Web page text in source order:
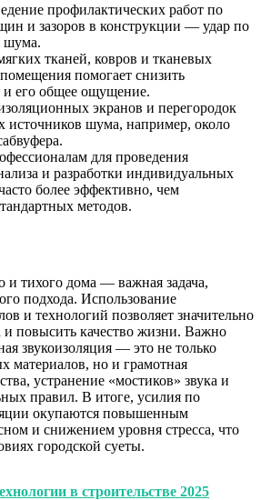
профилактических работ по
и зазоров в конструкции — удар по
шума.
тканей, ковров и тканевых
помогает снизить
и его общее ощущение.
экранов и перегородок
источников шума, например, около
для проведения
и разработки индивидуальных
более эффективно, чем
методов.
и тихого дома — важная задача,
подхода. Использование
и технологий позволяет значительно
и повысить качество жизни. Важно
звукоизоляция — это не только
материалов, но и грамотная
устранение «мостиков» звука и
правил. В итоге, усилия по
окупаются повышенным
и снижением уровня стресса, что
городской суеты.
в строительстве 2025